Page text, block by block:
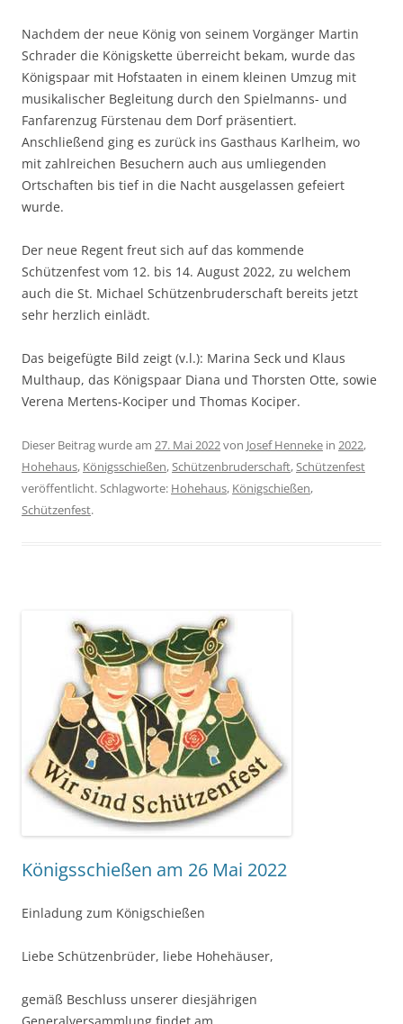
Nachdem der neue König von seinem Vorgänger Martin
Schrader die Königskette überreicht bekam, wurde das
Königspaar mit Hofstaaten in einem kleinen Umzug mit
musikalischer Begleitung durch den Spielmanns- und
Fanfarenzug Fürstenau dem Dorf präsentiert.
Anschließend ging es zurück ins Gasthaus Karlheim, wo
mit zahlreichen Besuchern auch aus umliegenden
Ortschaften bis tief in die Nacht ausgelassen gefeiert
wurde.
Der neue Regent freut sich auf das kommende
Schützenfest vom 12. bis 14. August 2022, zu welchem
auch die St. Michael Schützenbruderschaft bereits jetzt
sehr herzlich einlädt.
Das beigefügte Bild zeigt (v.l.): Marina Seck und Klaus
Multhaup, das Königspaar Diana und Thorsten Otte, sowie
Verena Mertens-Kociper und Thomas Kociper.
Dieser Beitrag wurde am 27. Mai 2022von Josef Henneke in 2022,
Hohehaus, Königsschießen,Schützenbruderschaft,Schützenfest
veröffentlicht. Schlagworte: Hohehaus, Königschießen,
Schützenfest.
Königsschießen am 26 Mai 2022
Einladung zum Königschießen
Liebe Schützenbrüder, liebe Hohehäuser,
gemäß Beschluss unserer diesjährigen